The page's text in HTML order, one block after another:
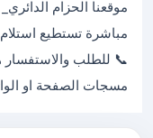
موقعنا الحزام
مسجات الصفحة او